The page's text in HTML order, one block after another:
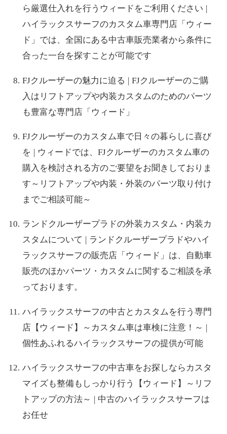
ら厳選仕入れを行うウィードをご利用ください |
ハイラックスサーフのカスタム車専門店「ウィー
ド」では、全国にある中古車販売業者から条件に
合った一台を探すことが可能です
FJクルーザーの魅力に迫る | FJクルーザーのご購
入はリフトアップや内装カスタムのためのパーツ
も豊富な専門店「ウィード」
FJクルーザーのカスタム車で日々の暮らしに喜び
を | ウィードでは、FJクルーザーのカスタム車の
購入を検討される方のご要望をお聞きしておりま
す～リフトアップや内装・外装のパーツ取り付け
までご相談可能～
ランドクルーザープラドの外装カスタム・内装カ
スタムについて | ランドクルーザープラドやハイ
ラックスサーフの販売店「ウィード」は、自動車
販売のほかパーツ・カスタムに関するご相談を承
っております。
ハイラックスサーフの中古とカスタムを行う専門
店【ウィード】～カスタム車は車検に注意！～ |
個性あふれるハイラックスサーフの提供が可能
ハイラックスサーフの中古車をお探しならカスタ
マイズも整備もしっかり行う【ウィード】～リフ
トアップの方法～ | 中古のハイラックスサーフは
お任せ